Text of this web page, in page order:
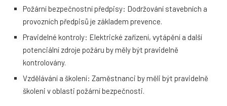
Požární bezpečnostní předpisy: Dodržování stavebních a
provozních předpisů je základem prevence.
Pravidelné kontroly: Elektrické zařízení, vytápění a další
potenciální zdroje požáru by měly být pravidelně
kontrolovány.
Vzdělávání a školení: Zaměstnanci by měli být pravidelně
školeni v oblasti požární bezpečnosti.